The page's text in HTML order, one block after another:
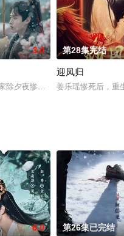
3.0
除夕夜惨遭神秘人灭门，李家小
第28集完结
迎凤归
姜乐瑶惨死后，重
6.0 第26集已完结